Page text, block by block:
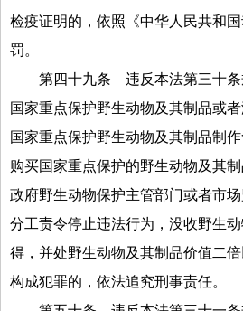
检疫证明的，依照《中华人民共和
罚。
第四十九条 违反本法第三十条
国家重点保护野生动物及其制品或
国家重点保护野生动物及其制品制
购买国家重点保护的野生动物及其
政府野生动物保护主管部门或者市
分工责令停止违法行为，没收野生
得，并处野生动物及其制品价值二
构成犯罪的，依法追究刑事责任。